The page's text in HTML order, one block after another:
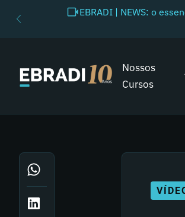
EBRADI | NEWS: o
Nossos
Cursos